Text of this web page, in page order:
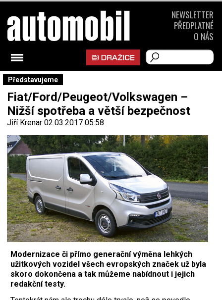
Představujeme
Fiat/Ford/Peugeot/Volkswagen –
Nižší spotřeba a větší bezpečnost
Jiří Krenar 02.03.2017 05:58
Modernizace či přímo generační výměna lehkých
užitkových vozidel všech evropských značek už byla
skoro dokončena a tak můžeme nabídnout i jejich
redakční testy.
NEWSLETTER
PŘEDPLATNÉ
O NÁS